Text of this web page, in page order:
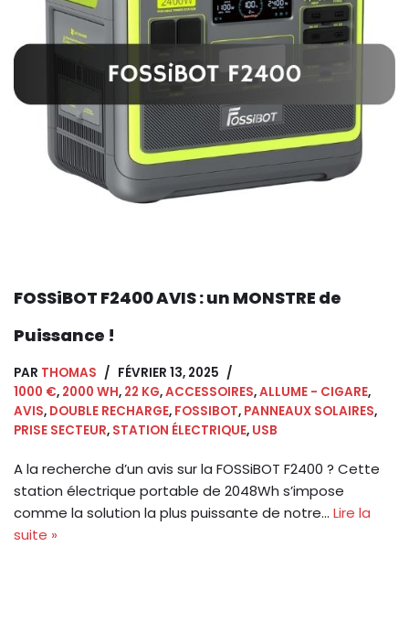
FOSSiBOT F2400 AVIS : un MONSTRE de
Puissance !
PAR THOMAS
FÉVRIER 13, 2025
1000 €, 2000 WH, 22 KG,ACCESSOIRES,ALLUME - CIGARE,
AVIS, DOUBLE RECHARGE, FOSSIBOT, PANNEAUX SOLAIRES,
PRISE SECTEUR, STATION ÉLECTRIQUE, USB
A la recherche d’un avis sur la FOSSiBOT F2400 ? Cette
station électrique portable de 2048Wh s’impose
comme la solution la plus puissante de notre… Lire la
suite »